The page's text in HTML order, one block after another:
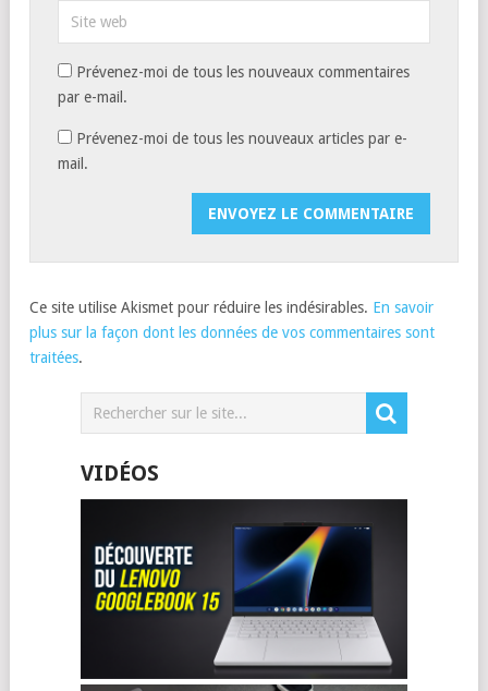
Prévenez-moi de tous les nouveaux commentaires
par e-mail.
Prévenez-moi de tous les nouveaux articles par e-
mail.
Ce site utilise Akismet pour réduire les indésirables. En savoir
plus sur la façon dont les données de vos commentaires sont
traitées.
VIDÉOS